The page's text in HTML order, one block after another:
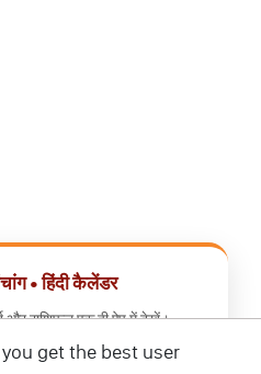
• हिंदी कैलेंडर
और राशिफल एक ही ऐप में देखें।
get the best user